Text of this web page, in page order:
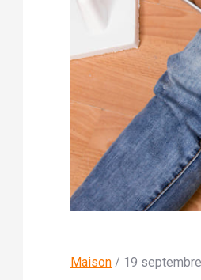
Maison / 19